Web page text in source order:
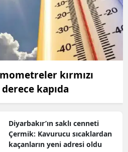
kırmızı
kapıda
Diyarbakır’ın saklı cenneti
Çermik: Kavurucu sıcaklardan
kaçanların yeni adresi oldu